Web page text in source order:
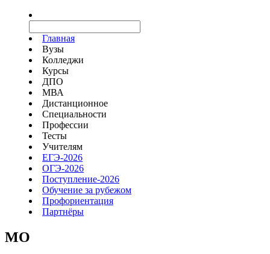
Главная
Вузы
Колледжи
Курсы
ДПО
МВА
Дистанционное
Специальности
Профессии
Тесты
Учителям
ЕГЭ-2026
ОГЭ-2026
Поступление-2026
Обучение за рубежом
Профориентация
Партнёры
MO